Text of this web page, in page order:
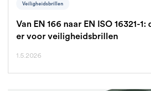
Veiligheidsbrillen
Van EN 166 naar EN ISO 16321-
er voor veiligheidsbrillen
1.5.2026